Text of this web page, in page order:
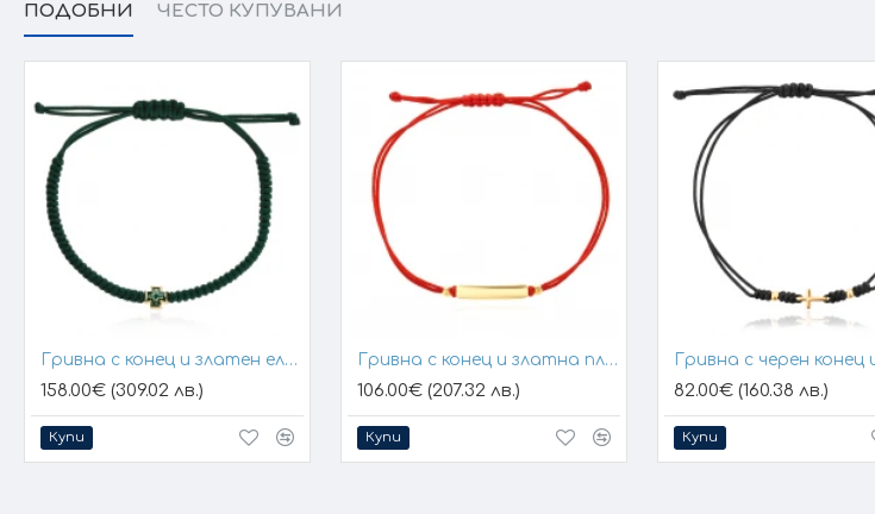
ПОДОБНИ ЧЕСТО КУПУВАНИ
Гривна с конец и златен елемент кръст
158.00€ (309.02 лв.)
Купи
Гривна с конец и златна плочка за гравиране
106.00€ (207.32 лв.)
Купи
82.00€ (160.38 лв.)
Купи